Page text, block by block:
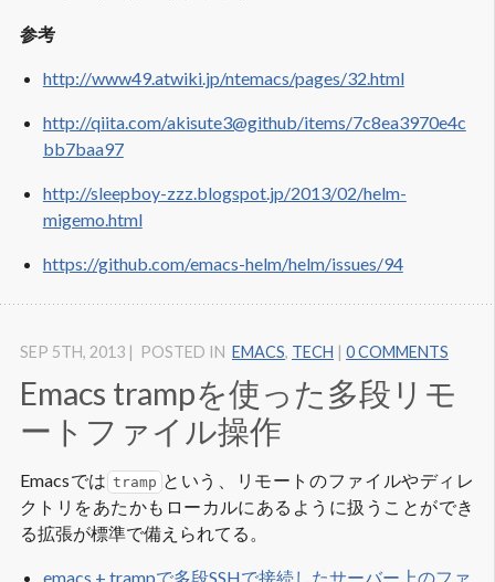
参考
http://www49.atwiki.jp/ntemacs/pages/32.html
http://qiita.com/akisute3@github/items/7c8ea3970e4c
bb7baa97
http://sleepboy-zzz.blogspot.jp/2013/02/helm-
migemo.html
https://github.com/emacs-helm/helm/issues/94
Emacs trampを使った多段リモ
ートファイル操作
SEP 5TH, 2013 | POSTED IN EMACS, TECH | 0 COMMENTS
Emacsでは tramp という、リモートのファイルやディレ
クトリをあたかもローカルにあるように扱うことができ
る拡張が標準で備えられてる。
emacs + trampで多段SSHで接続したサーバー上のファ